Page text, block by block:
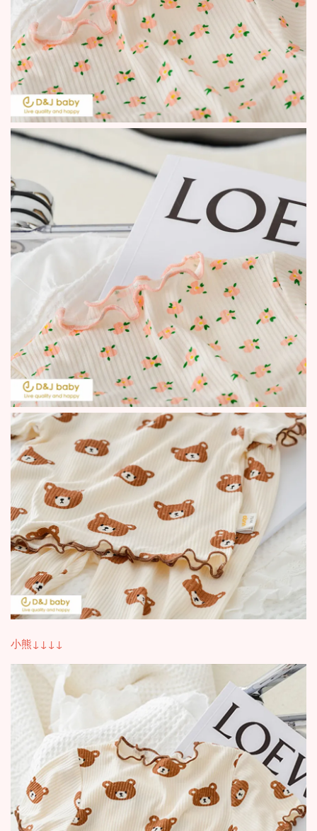
小熊↓↓↓↓